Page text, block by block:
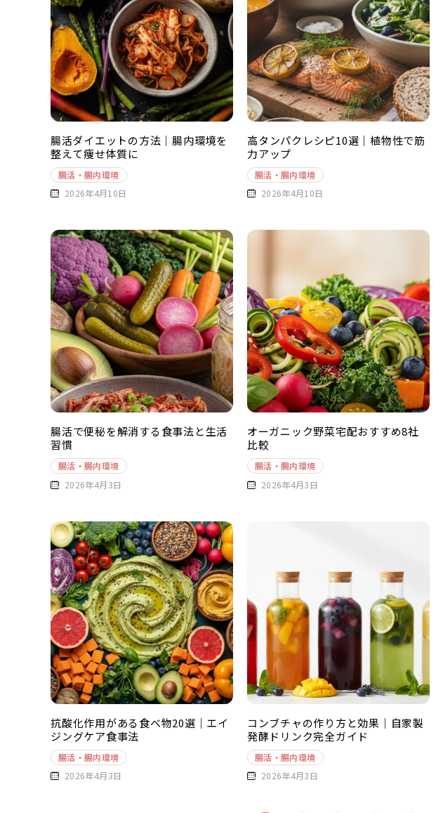
腸活ダイエットの方法｜腸内環境を
整えて痩せ体質に
腸活・腸内環境
2026年4月10日
高タンパクレシピ10選｜植物性で筋
力アップ
腸活・腸内環境
2026年4月10日
腸活で便秘を解消する食事法と生活
習慣
腸活・腸内環境
2026年4月3日
オーガニック野菜宅配おすすめ8社
比較
腸活・腸内環境
2026年4月3日
抗酸化作用がある食べ物20選｜エイ
ジングケア食事法
腸活・腸内環境
2026年4月3日
コンブチャの作り方と効果｜自家製
発酵ドリンク完全ガイド
腸活・腸内環境
2026年4月3日